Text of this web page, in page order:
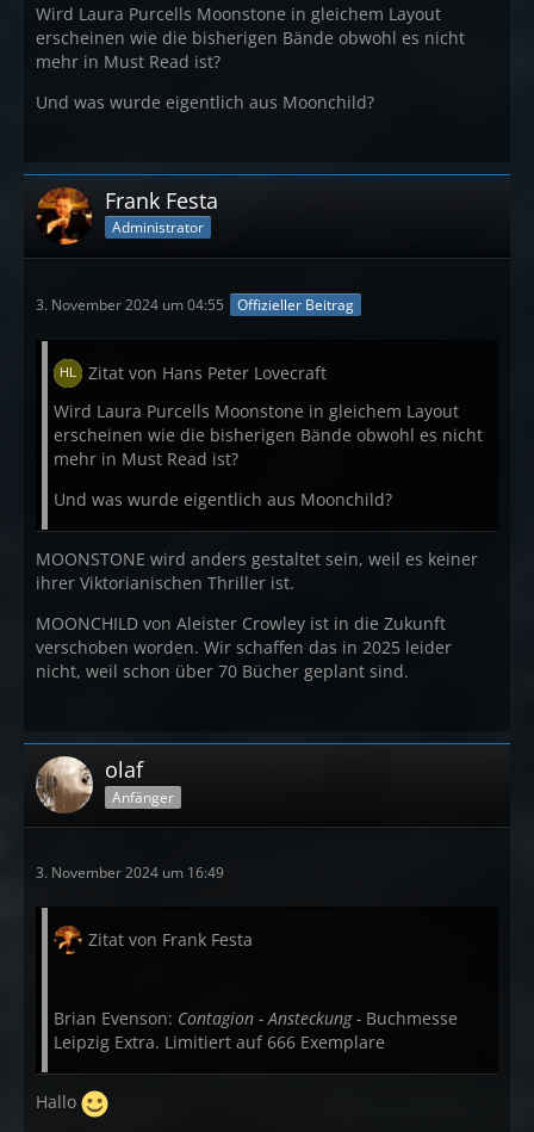
Wird Laura Purcells Moonstone in gleichem Layout
erscheinen wie die bisherigen Bände obwohl es nicht
mehr in Must Read ist?
Und was wurde eigentlich aus Moonchild?
Frank Festa
Administrator
3. November 2024 um 04:55 Offizieller Beitrag
Zitat von Hans Peter Lovecraft
Wird Laura Purcells Moonstone in gleichem Layout
erscheinen wie die bisherigen Bände obwohl es nicht
mehr in Must Read ist?
Und was wurde eigentlich aus Moonchild?
MOONSTONE wird anders gestaltet sein, weil es keiner
ihrer Viktorianischen Thriller ist.
MOONCHILD von Aleister Crowley ist in die Zukunft
verschoben worden. Wir schaffen das in 2025 leider
nicht, weil schon über 70 Bücher geplant sind.
olaf
Anfänger
3. November 2024 um 16:49
Zitat von Frank Festa
Brian Evenson: Contagion - Ansteckung - Buchmesse
Leipzig Extra. Limitiert auf 666 Exemplare
Hallo